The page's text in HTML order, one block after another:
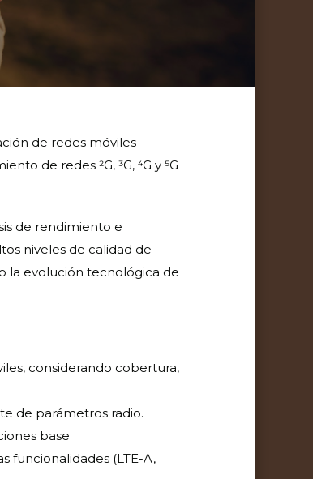
de redes móviles
de redes 2G, 3G, 4G y 5G
de rendimiento e
niveles de calidad de
la evolución tecnológica de
considerando cobertura,
de parámetros radio.
base
funcionalidades (LTE-A,